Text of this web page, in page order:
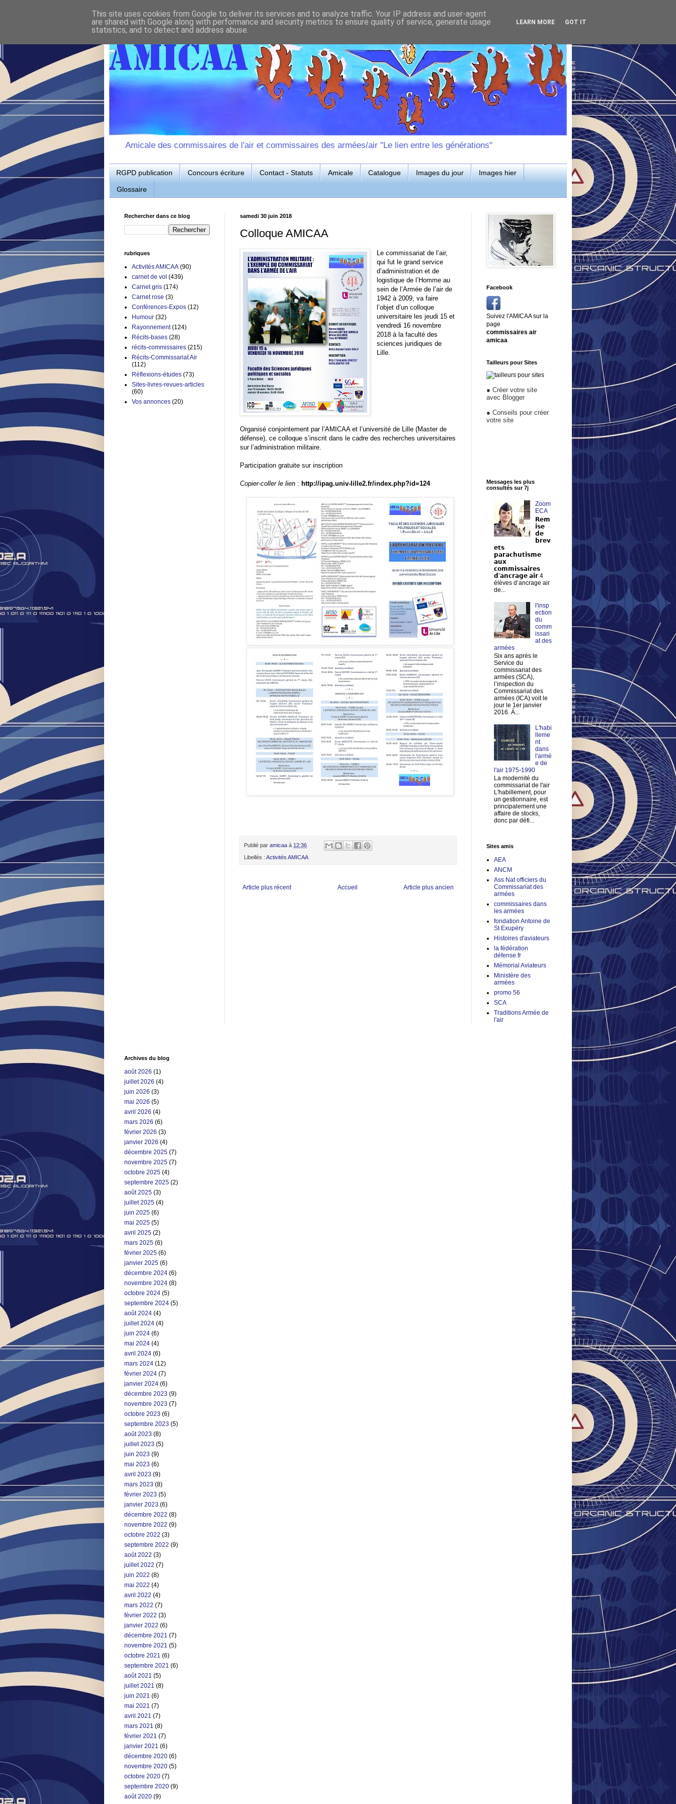
Amicale des commissaires de l'air et commissaires des armées/air "Le lien entre les générations"
RGPD publication Concours écriture Contact - Statuts Amicale Catalogue Images du jour Images hier
Glossaire
samedi 30 juin 2018
Colloque AMICAA
Le commissariat de l’air,
qui fut le grand service
d’administration et de
logistique de l’Homme au
sein de l’Armée de l’air de
1942 à 2009, va faire
l’objet d’un colloque
universitaire les jeudi 15 et
vendredi 16 novembre
2018 à la faculté des
sciences juridiques de
Lille.
Organisé conjointement par l’AMICAA et l’université de Lille (Master de
défense), ce colloque s’inscrit dans le cadre des recherches universitaires
sur l’administration militaire.
Participation gratuite sur inscription
Copier-coller le lien : http://ipag.univ-lille2.fr/index.php?id=124
Publié par amicaa à 12:36
Libellés : Activités AMICAA
Article plus récent Article plus ancien
Accueil
Rechercher dans ce blog
rubriques
Activités AMICAA (90)
carnet de vol (439)
Carnet gris (174)
Carnet rose (3)
Conférences-Expos (12)
Humour (32)
Rayonnement (124)
Récits-bases (28)
récits-commissaires (215)
Récits-Commissariat Air
(112)
Réflexions-études (73)
Sites-livres-revues-articles
(60)
Vos annonces (20)
Facebook
Suivez l'AMICAA sur la
page
commissaires air
amicaa
Tailleurs pour Sites
● Créer votre site
avec Blogger
● Conseils pour créer
votre site
Messages les plus
consultés sur 7j
Zoom
ECA
𝗥𝗲𝗺
𝗶𝘀𝗲
𝗱𝗲
𝗯𝗿𝗲𝘃
𝗲𝘁𝘀
𝗽𝗮𝗿𝗮𝗰𝗵𝘂𝘁𝗶𝘀𝗺𝗲
𝗮𝘂𝘅
𝗰𝗼𝗺𝗺𝗶𝘀𝘀𝗮𝗶𝗿𝗲𝘀
𝗱’𝗮𝗻𝗰𝗿𝗮𝗴𝗲 𝗮𝗶𝗿 4
élèves d’ancrage air
de...
l'insp
ection
du
comm
issari
at des
armées
Six ans après le
Service du
commissariat des
armées (SCA),
l’inspection du
Commissariat des
armées (ICA) voit le
jour le 1er janvier
2016. À...
L'habi
lleme
nt
dans
l'armé
e de
l'air 1975-1990
La modernité du
commissariat de l'air
L'habillement, pour
un gestionnaire, est
principalement une
affaire de stocks,
donc par défi...
Sites amis
AEA
ANCM
Ass Nat officiers du
Commissariat des
armées
commissaires dans
les armées
fondation Antoine de
St Exupéry
Histoires d'aviateurs
la fédération
défense.fr
Mémorial Aviateurs
Ministère des
armées
promo 56
SCA
Traditions Armée de
l'air
Archives du blog
août 2026 (1)
juillet 2026 (4)
juin 2026 (3)
mai 2026 (5)
avril 2026 (4)
mars 2026 (6)
février 2026 (3)
janvier 2026 (4)
décembre 2025 (7)
novembre 2025 (7)
octobre 2025 (4)
septembre 2025 (2)
août 2025 (3)
juillet 2025 (4)
juin 2025 (6)
mai 2025 (5)
avril 2025 (2)
mars 2025 (6)
février 2025 (6)
janvier 2025 (6)
décembre 2024 (6)
novembre 2024 (8)
octobre 2024 (5)
septembre 2024 (5)
août 2024 (4)
juillet 2024 (4)
juin 2024 (6)
mai 2024 (4)
avril 2024 (6)
mars 2024 (12)
février 2024 (7)
janvier 2024 (6)
décembre 2023 (9)
novembre 2023 (7)
octobre 2023 (6)
septembre 2023 (5)
août 2023 (8)
juillet 2023 (5)
juin 2023 (9)
mai 2023 (6)
avril 2023 (9)
mars 2023 (8)
février 2023 (5)
janvier 2023 (6)
décembre 2022 (8)
novembre 2022 (9)
octobre 2022 (3)
septembre 2022 (9)
août 2022 (3)
juillet 2022 (7)
juin 2022 (8)
mai 2022 (4)
avril 2022 (4)
mars 2022 (7)
février 2022 (3)
janvier 2022 (6)
décembre 2021 (7)
novembre 2021 (5)
octobre 2021 (6)
septembre 2021 (6)
août 2021 (5)
juillet 2021 (8)
juin 2021 (6)
mai 2021 (7)
avril 2021 (7)
mars 2021 (8)
février 2021 (7)
janvier 2021 (6)
décembre 2020 (6)
novembre 2020 (5)
octobre 2020 (7)
septembre 2020 (9)
août 2020 (9)
This site uses cookies from Google to deliver its services and to analyze traffic. Your IP address and user-agent
are shared with Google along with performance and security metrics to ensure quality of service, generate usage
statistics, and to detect and address abuse.
LEARN MORE GOT IT